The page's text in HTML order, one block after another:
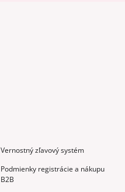
Vernostný zľavový systém
Podmienky registrácie a nákupu
B2B